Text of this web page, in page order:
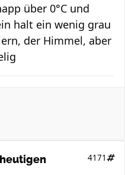
über 0°C und
halt ein wenig grau
der Himmel, aber
4171